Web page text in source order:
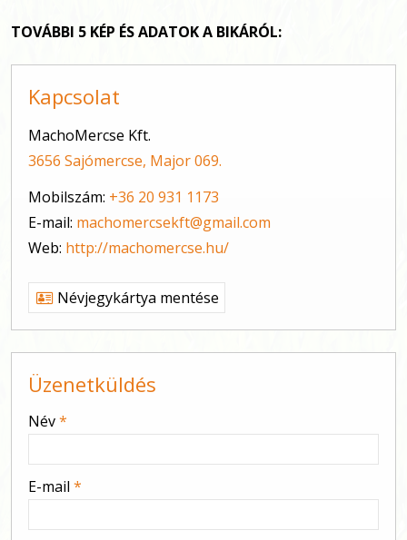
TOVÁBBI 5 KÉP ÉS ADATOK A BIKÁRÓL:
Kapcsolat
MachoMercse Kft.
3656 Sajómercse, Major 069.
Mobilszám: +36 20 931 1173
E-mail: machomercsekft@gmail.com
Web: http://machomercse.hu/
Névjegykártya mentése
Üzenetküldés
-
Név*
E-mail *